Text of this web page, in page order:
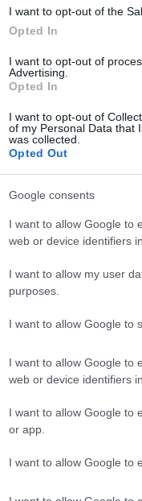
I want to opt-out of the
Opted In
I want to opt-out of
Advertising.
Opted In
I want to opt-out of
of my Personal Data that
was collected.
Opted Out
Google consents
I want to allow Google to
web or device identifiers
I want to allow my user
purposes.
I want to allow Google to
I want to allow Google to
web or device identifiers
I want to allow Google to
or app.
I want to allow Google to
View this post on Instagram
Friendly Travel
le, de
az
bukkantak a
a közeli